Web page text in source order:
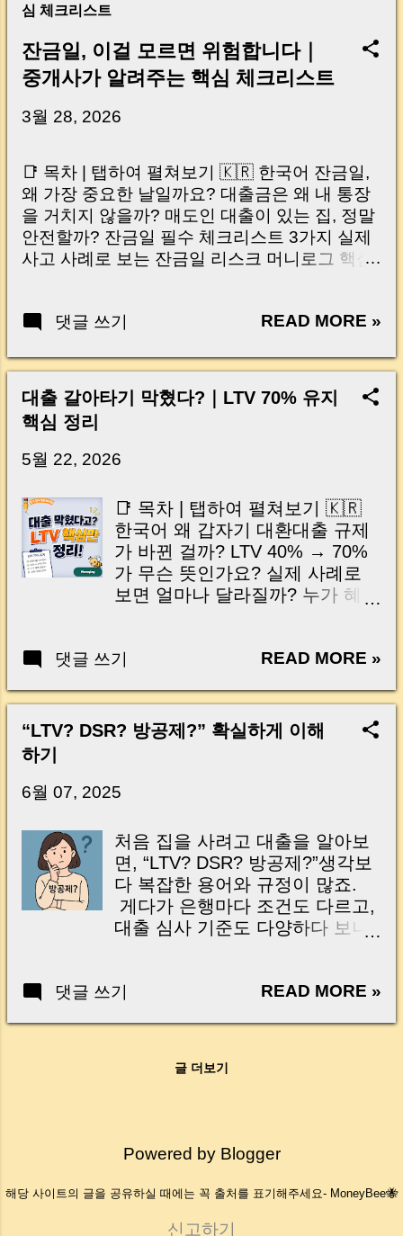
심 체크리스트
잔금일, 이걸 모르면 위험합니다｜
중개사가 알려주는 핵심 체크리스트
3월 28, 2026
📑 목차 | 탭하여 펼쳐보기 🇰🇷 한국어 잔금일,
왜 가장 중요한 날일까요? 대출금은 왜 내 통장
을 거치지 않을까? 매도인 대출이 있는 집, 정말
안전할까? 잔금일 필수 체크리스트 3가지 실제
사고 사례로 보는 잔금일 리스크 머니로그 핵심
Your Account Is It Safe If the Seller Has a
Real Risks and Mistakes to Avoid MoneyLog
Key Takeaway 혹시 이런 생각 해보신 적 있으
신가요? “잔금일… 그냥 돈 보내고 끝나는 거 아
닌가요?” 하지만 현장에서 보면 전혀 그렇지 않
습니다. 잔금일은 ‘서류 몇 장 처리하는 날’이 아
이는 가장 긴장되는 순간 입니다. 실제로 제가
중개 현장에서 겪었던 일입니다. 금요일 오후 3
시, 이체 한도에 막혀 송금이 멈췄고 그 자리에
서 계약이 무산될 뻔한 아찔한 상황이 있었습니
다. 또 어떤 분은 이렇게 말씀하십니다. “내 대출
인데 왜 내 통장으로 안 들어오죠?” “매도인이 대
사실은 ‘구조’를 몰라서 생기는 걱정입니다. 그래
서 오늘은 잔금일에 실제로 돈이 어떻게 움직이
는지, 왜 사고가 나는지, 그리고 무엇을 꼭 준비
드리겠습니다. 이 글 하나만 제대로 이해하시면,
잔금일이 더 이상 두려운 날이 아니라 “내 집을
Introduction (Tap to expand) Have you ever
댓글 쓰기 READ MORE »
대출 갈아타기 막혔다?｜LTV 70% 유지
핵심 정리
5월 22, 2026
📑 목차 | 탭하여 펼쳐보기 🇰🇷
한국어 왜 갑자기 대환대출 규제
가 바뀐 걸까? LTV 40% → 70%
가 무슨 뜻인가요? 실제 사례로
보면 얼마나 달라질까? 누가 혜택
expand Why did refinancing rules
LTV 40% → 70% actually mean?
Real examples: How much
difference does it make? Who
MoneyLog quick summary 안녕
니다 🐝 요즘 집담보대출을 다른
은행으로 옮기려던 분들 사이에
서 갑자기 혼란이 커졌습니다.
"분명 예전에는 가능했는데 왜 갑
자기 대출이 줄어들었지?" "갈아
타기만 하는 건데 LTV가 40%가
받는 거야?" 실제로 최근 대출 규
제가 바뀌면서 많은 분들이 은행
창구에서 예상보다 적은 한도를
지 헷갈려하는 상황이 이어졌습
니냐는 이야기가 나오면서 실수
행히 금융당국은 “증액 없는 대환
대출은 기존 LTV 70%를 유지한
댓글 쓰기 READ MORE »
“LTV? DSR? 방공제?” 확실하게 이해
하기
6월 07, 2025
처음 집을 사려고 대출을 알아보
면, “LTV? DSR? 방공제?”생각보
다 복잡한 용어와 규정이 많죠.
게다가 은행마다 조건도 다르고,
대출 심사 기준도 다양하다 보니
도 이해하기 쉽게 핵심 포인트를
here’s what you need to know. |
용어 (Term) 설명 (Explanation)
LTV 주택 가격 대비 대출 가능 금
액 비율 Loan-to-Value: The
compared to the home price 방
댓글 쓰기 READ MORE »
글 더보기
Powered by Blogger
해당 사이트의 글을 공유하실 때에는 꼭 출처를 표기해주세요- MoneyBee🐝
신고하기